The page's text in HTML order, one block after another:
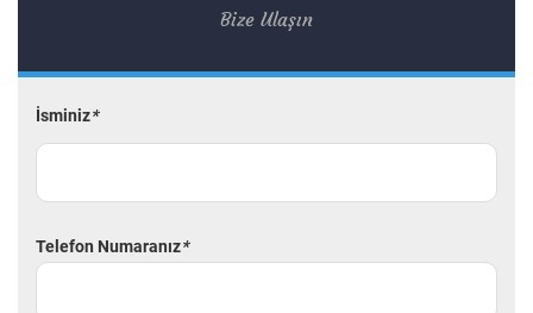
Bize Ulaşın
İsminiz*
Telefon Numaranız*